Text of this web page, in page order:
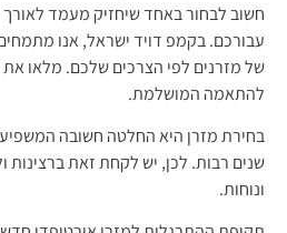
חשוב לבחור באחד שיחזיק מעמד לאורך
עבורכם. בקמפ דויד ישראל, אנו
של מזרנים לפי הצרכים שלכם. מלאו את
להתאמה המושלמת.
בחירת מזרן היא החלטה חשובה
שנים רבות. לכן, יש לקחת זאת
ונוחות.